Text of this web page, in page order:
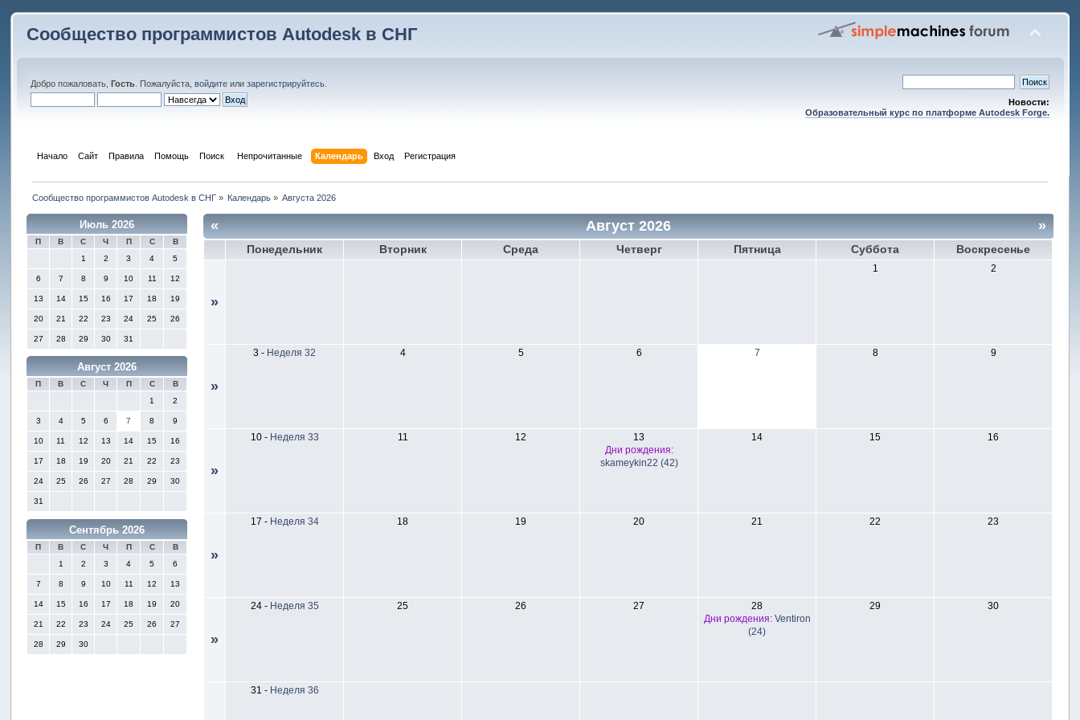
Сообщество программистов Autodesk в СНГ
Добро пожаловать,Гость . Пожалуйста,войдите илизарегистрируйтесь
Новости:
Образовательный курс по платформе Autodesk Forge.
Начало Сайт Правила Помощь Поиск Непрочитанные Календарь Вход Регистрация
Сообщество программистов Autodesk в СНГ» Календарь » Августа 2026
Июль 2026
П В С Ч П С
В
1
2 3 4 5
6 7 8 9 10 11 12
13 14 15 16 17 18 19
20 21 22 23 24 25 26
27 28 29 30 31
Август 2026
П В С Ч П С
В
1
2
3 4 5 6 7 8 9
10 11 12 13 14 15 16
17 18 19 20 21 22 23
24 25 26 27 28 29 30
31
Сентябрь 2026
П В С Ч П С
В
1
2 3 4 5 6
7 8 9 10 11 12 13
14 15 16 17 18 19 20
21 22 23 24 25 26 27
28 29 30
« »
Август 2026
Понедельник Вторник Среда Четверг Пятница Суббота Воскресенье
»
1 2
»
3 - Неделя 32 4 5 6 7 8 9
»
10- Неделя 33 11 12
13
Дни рождения:
skameykin22 (42)
14 15 16
»
17 - Неделя 34 18 19 20 21 22 23
»
24- Неделя 35 25 26 27
28
Дни рождения: Ventiron
(24)
29 30
31 - Неделя 36